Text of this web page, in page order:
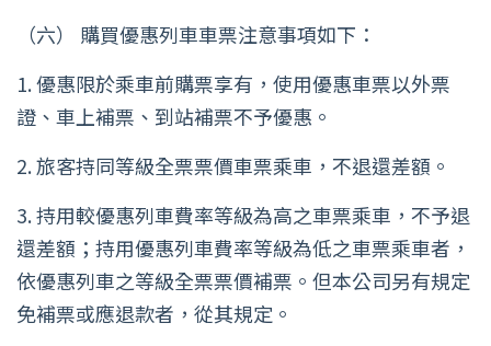
（六） 購買優惠列車車票注意事項如下：
1. 優惠限於乘車前購票享有，使用優惠車票以外票
證、車上補票、到站補票不予優惠。
2. 旅客持同等級全票票價車票乘車，不退還差額。
3. 持用較優惠列車費率等級為高之車票乘車，不予退
還差額；持用優惠列車費率等級為低之車票乘車者，
依優惠列車之等級全票票價補票。但本公司另有規定
免補票或應退款者，從其規定。